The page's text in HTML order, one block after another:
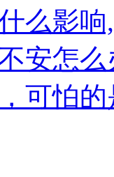
么影
安怎
可怕